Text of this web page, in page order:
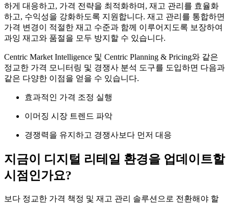
하게 대응하고, 가격 전략을 최적화하며, 재고 관리를 효율화
하고, 수익성을 강화하도록 지원합니다. 재고 관리를 통합하면
가격 변경이 적절한 재고 수준과 함께 이루어지도록 보장하여
과잉 재고와 품절을 모두 방지할 수 있습니다.
Centric Market Intelligence 및 Centric Planning & Pricing와 같은
정교한 가격 모니터링 및 경쟁사 분석 도구를 도입하면 다음과
같은 다양한 이점을 얻을 수 있습니다.
효과적인 가격 조정 실행
이머징 시장 트렌드 파악
경쟁력을 유지하고 경쟁사보다 먼저 대응
지금이 디지털 리테일 환경을 업데이트할
시점인가요?
보다 정교한 가격 책정 및 재고 관리 솔루션으로 전환해야 할